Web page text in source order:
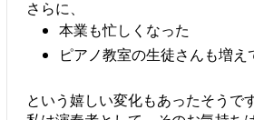
さらに、
本業も忙しくなった
ピアノ教室の生徒さんも増え
という嬉しい変化もあったそうです